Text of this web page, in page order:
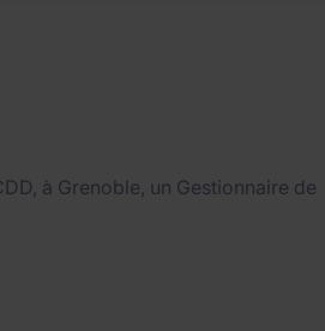
à Grenoble, un Gestionnaire de